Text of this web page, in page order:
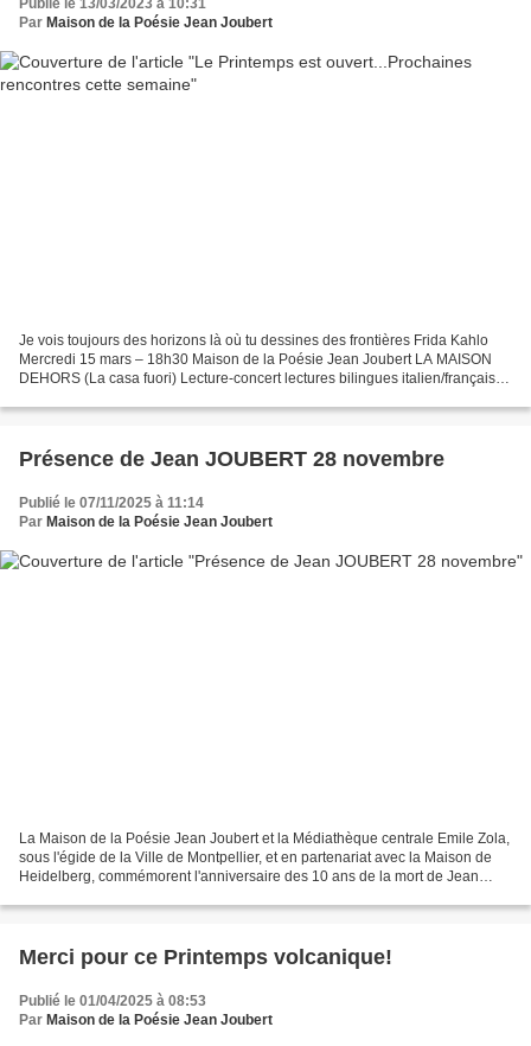
Publié le 13/03/2023 à 10:31
Par Maison de la Poésie Jean Joubert
Je vois toujours des horizons là où tu dessines des frontières Frida Kahlo
Mercredi 15 mars – 18h30 Maison de la Poésie Jean Joubert LA MAISON
DEHORS (La casa fuori) Lecture-concert lectures bilingues italien/français
Présence de Jean JOUBERT 28 novembre
Publié le 07/11/2025 à 11:14
Par Maison de la Poésie Jean Joubert
La Maison de la Poésie Jean Joubert et la Médiathèque centrale Emile Zola,
sous l'égide de la Ville de Montpellier, et en partenariat avec la Maison de
Heidelberg, commémorent l'anniversaire des 10 ans de la mort de Jean
Merci pour ce Printemps volcanique!
Publié le 01/04/2025 à 08:53
Par Maison de la Poésie Jean Joubert